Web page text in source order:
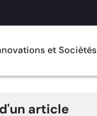
et Sociétés
article